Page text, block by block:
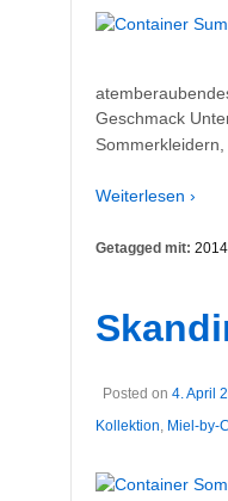
Geschmack
Weiterlesen ›
Getagged mit: 2014
Posted on 4. April
Kollektion, Miel-by-